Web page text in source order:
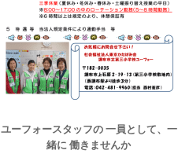
ユーフォースタッフの 一員として、一
緒に 働きませんか